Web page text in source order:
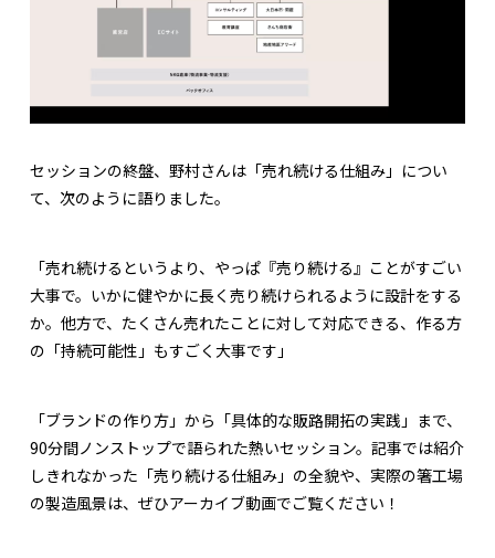
セッションの終盤、野村さんは「売れ続ける仕組み」につい
て、次のように語りました。
「売れ続けるというより、やっぱ『売り続ける』ことがすごい
大事で。いかに健やかに長く売り続けられるように設計をする
か。他方で、たくさん売れたことに対して対応できる、作る方
の「持続可能性」もすごく大事です」
「ブランドの作り方」から「具体的な販路開拓の実践」まで、
90分間ノンストップで語られた熱いセッション。記事では紹介
しきれなかった「売り続ける仕組み」の全貌や、実際の箸工場
の製造風景は、ぜひアーカイブ動画でご覧ください！